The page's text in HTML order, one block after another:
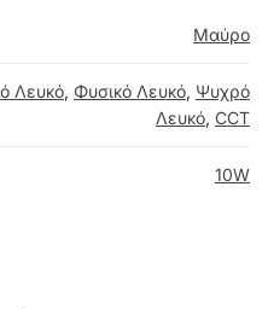
Μαύρο
Λευκό, Φυσικό Λευκό, Ψυχρό
Λευκό, CCT
10W